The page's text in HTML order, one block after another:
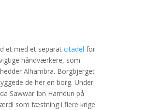
et med et separat citadel for
håndværkere, som
Alhambra. Borgbjerget
de her en borg. Under
Sawwar Ibn Hamdun på
som fæstning i flere krige